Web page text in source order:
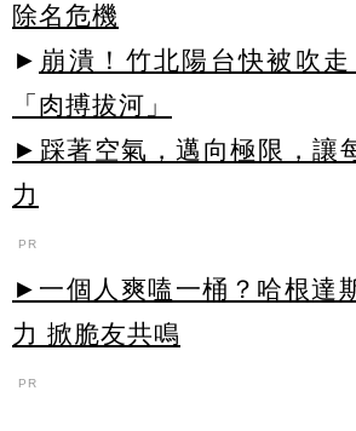
除名危機
► 崩潰！竹北陽台快被吹
「肉搏拔河」
►踩著空氣，邁向極限，讓
力
PR
►一個人爽嗑一桶？哈根達
力 掀脆友共鳴
PR